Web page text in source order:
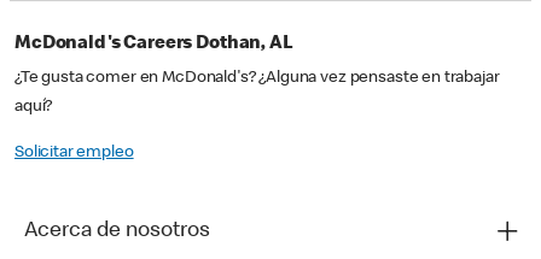
McDonald's Careers Dothan, AL
¿Te gusta comer en McDonald's? ¿Alguna vez pensaste en trabajar
aquí?
Solicitar empleo
Acerca de nosotros